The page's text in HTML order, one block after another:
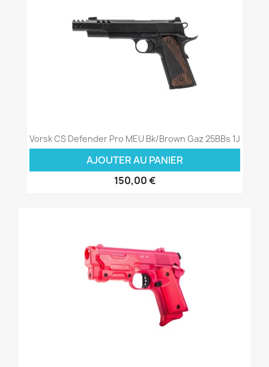
Vorsk CS Defender Pro MEU Bk/Brown Gaz 25BBs 1J
AJOUTER AU PANIER
150,00 €